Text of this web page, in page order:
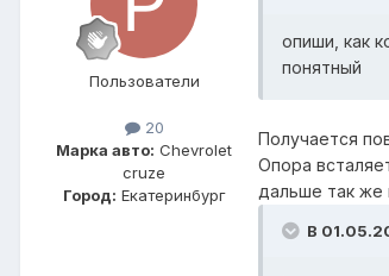
Пользователи
20
Марка авто: Chevrolet
cruze
Город: Екатеринбург
опиши, как
понятный
Получается
Опора
дальше так же
В